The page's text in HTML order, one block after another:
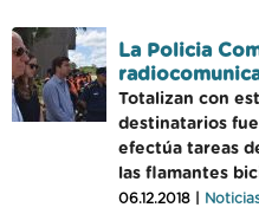
La Policia
Totalizan con
destinatarios
efectúa tareas
las flamantes
06.12.2018 |